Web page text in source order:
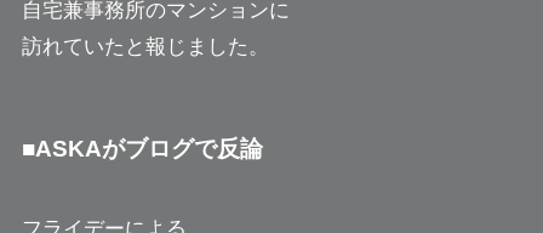
自宅兼事務所のマンションに
訪れていたと報じました。
■ASKAがブログで反論